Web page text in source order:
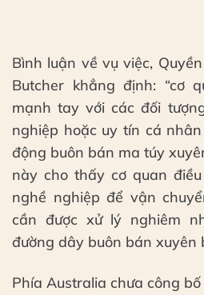
Bình luận về vụ việc,
Butcher khẳng định: “cơ
mạnh tay với các đối
nghiệp hoặc uy tín cá
động buôn bán ma túy
này cho thấy cơ quan
nghề nghiệp để vận
cần được xử lý nghiêm
đường dây buôn bán xuyên
Phía Australia chưa công